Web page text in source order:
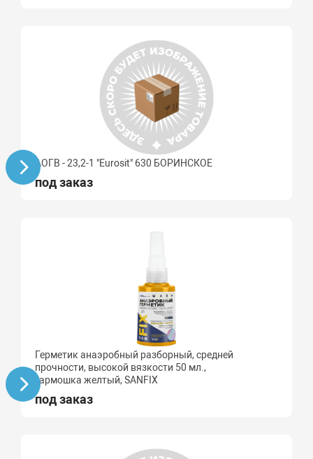
АОГВ - 23,2-1 "Eurosit" 630 БОРИНСКОЕ
под заказ
Герметик анаэробный разборный, средней
прочности, высокой вязкости 50 мл.,
гармошка желтый, SANFIX
под заказ